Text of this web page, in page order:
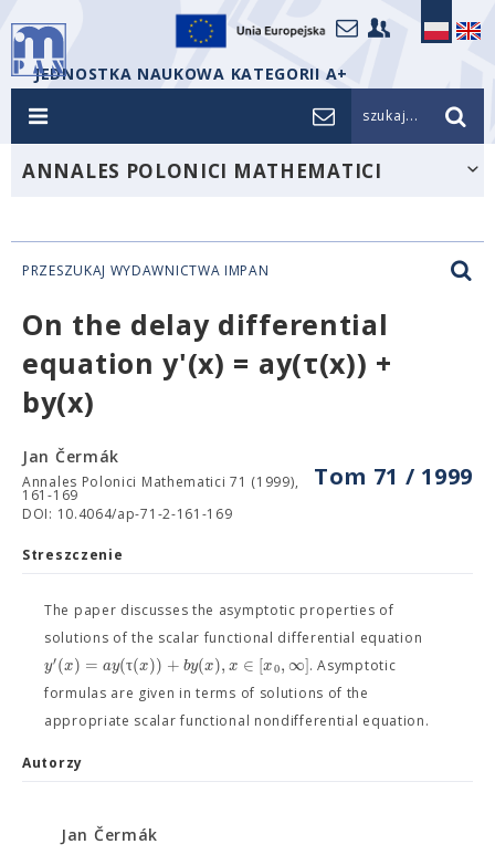
JEDNOSTKA NAUKOWA KATEGORII A+
szukaj...
ANNALES POLONICI MATHEMATICI
PRZESZUKAJ WYDAWNICTWA IMPAN
On the delay differential
equation y'(x) = ay(τ(x)) +
by(x)
Tom 71 / 1999
Jan Čermák
Annales Polonici Mathematici 71 (1999),
161-169
DOI: 10.4064/ap-71-2-161-169
Streszczenie
The paper discusses the asymptotic properties of
solutions of the scalar functional differential equation
y′(x) = ay(τ(x)) +by(x),x ∈ [x0,∞]. Asymptotic
formulas are given in terms of solutions of the
appropriate scalar functional nondifferential equation.
Autorzy
Jan Čermák